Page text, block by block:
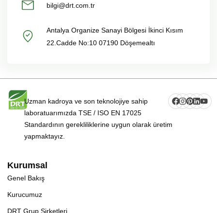
bilgi@drt.com.tr
Antalya Organize Sanayi Bölgesi İkinci Kısım
22.Cadde No:10 07190 Döşemealtı
Uzman kadroya ve son teknolojiye sahip
laboratuarımızda TSE / ISO EN 17025
Standardının gerekliliklerine uygun olarak üretim
yapmaktayız.
Kurumsal
Genel Bakış
Kurucumuz
DRT Grup Şirketleri